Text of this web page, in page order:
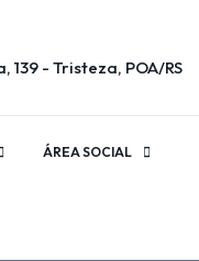
139 - Tristeza, POA/RS
ÁREA SOCIAL